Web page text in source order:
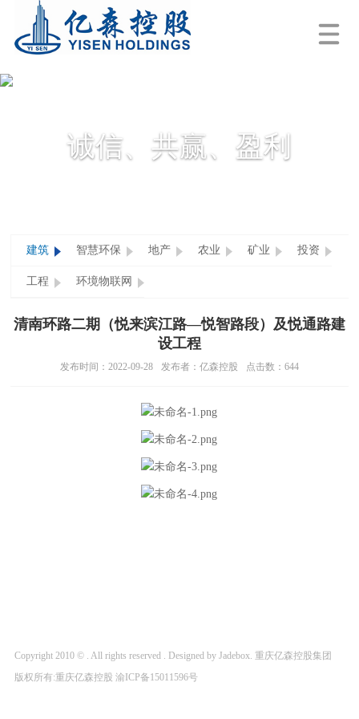
诚信、共赢、盈利
建筑 智慧环保 地产 农业 矿业 投资
工程 环境物联网
清南环路二期（悦来滨江路—悦智路段）及悦通路建
设工程
发布时间：2022-09-28 发布者：亿森控股 点击数： 644
Copyright 2010 © . All rights reserved . Designed by Jadebox. 重庆亿森控股集团
版权所有:重庆亿森控股 渝ICP备15011596号